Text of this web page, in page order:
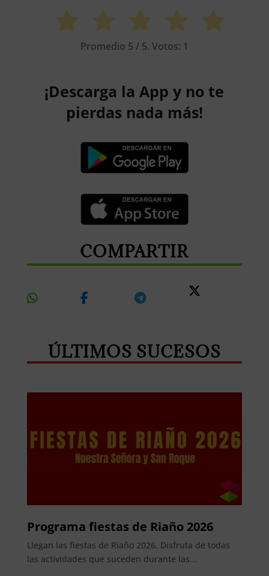
Promedio 5 / 5. Votos: 1
¡Descarga la App y no te
pierdas nada más!
COMPARTIR
ÚLTIMOS SUCESOS
Programa fiestas de Riaño 2026
Llegan las fiestas de Riaño 2026. Disfruta de todas
las actividades que suceden durante las...